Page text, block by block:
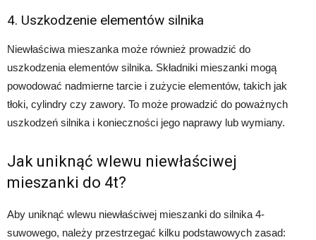
4. Uszkodzenie elementów silnika
Niewłaściwa mieszanka może również prowadzić do
uszkodzenia elementów silnika. Składniki mieszanki mogą
powodować nadmierne tarcie i zużycie elementów, takich jak
tłoki, cylindry czy zawory. To może prowadzić do poważnych
uszkodzeń silnika i konieczności jego naprawy lub wymiany.
Jak uniknąć wlewu niewłaściwej
mieszanki do 4t?
Aby uniknąć wlewu niewłaściwej mieszanki do silnika 4-
suwowego, należy przestrzegać kilku podstawowych zasad: